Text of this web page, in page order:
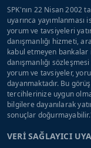
SPK'nın 22 Nisan 2002
uyarınca yayımlanması
yorum ve tavsiyeleri
danışmanlığı hizmeti,
kabul etmeyen bankalar
danışmanlığı
yorum ve tavsiyeler,
dayanmaktadır. Bu
tercihlerinize uygun
bilgilere dayanılarak
sonuçlar
VERİ SAĞLAYICI